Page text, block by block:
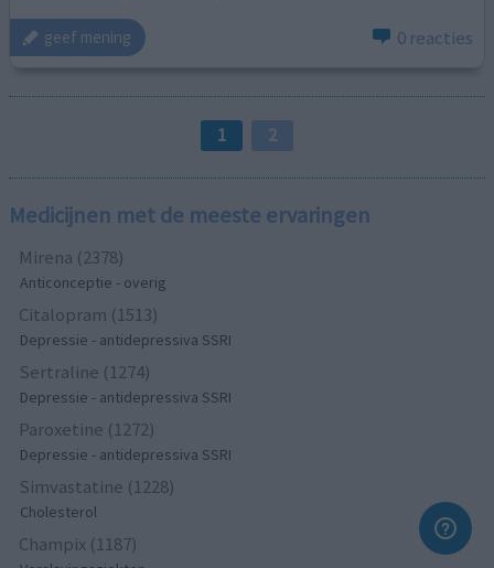
geef mening 0 reacties
1 2
Medicijnen met de meeste ervaringen
Mirena (2378)
Anticonceptie - overig
Citalopram (1513)
Depressie - antidepressiva SSRI
Sertraline (1274)
Depressie - antidepressiva SSRI
Paroxetine (1272)
Depressie - antidepressiva SSRI
Simvastatine (1228)
Cholesterol
Champix (1187)